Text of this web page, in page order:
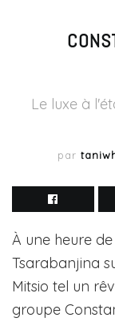
Le luxe à
par
À une heure
Tsarabanjina
Mitsio tel un
groupe